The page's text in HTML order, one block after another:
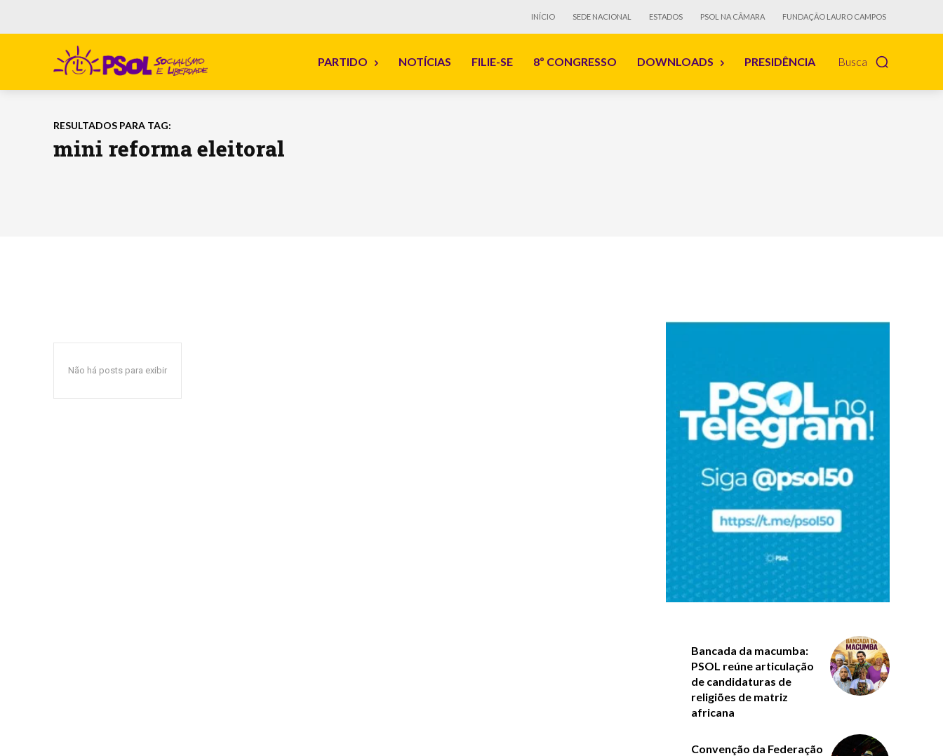
INÍCIO SEDE NACIONAL ESTADOS PSOL NA CÂMARA FUNDAÇÃO LAURO CAMPOS
Busca
PARTIDO NOTÍCIAS FILIE-SE 8º CONGRESSO DOWNLOADS PRESIDÊNCIA
RESULTADOS PARA TAG:
mini reforma eleitoral
Não há posts para exibir
Bancada da macumba:
PSOL reúne articulação
de candidaturas de
religiões de matriz
africana
Convenção da Federação